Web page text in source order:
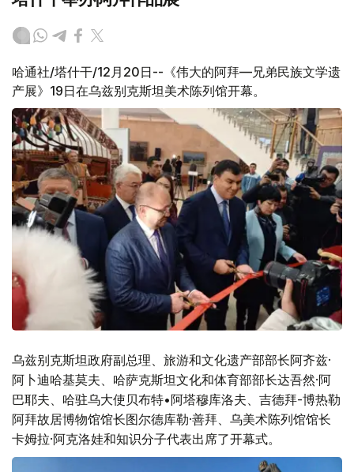
哈通社/塔什干/12月20日--《伟大的阿拜—兄弟民族文学遗
产展》19日在乌兹别克斯坦美术陈列馆开幕。
乌兹别克斯坦政府副总理、旅游和文化遗产部部长阿齐兹·
阿卜迪哈基莫夫、哈萨克斯坦文化和体育部部长达吾然·阿
巴耶夫、哈驻乌大使贝布特•阿塔穆库洛夫、吉德拜-博热勒
阿拜故居博物馆馆长图尔德库勒·善拜、乌美术陈列馆馆长
卡姆拉·阿克洛娃和知识分子代表出席了开幕式。